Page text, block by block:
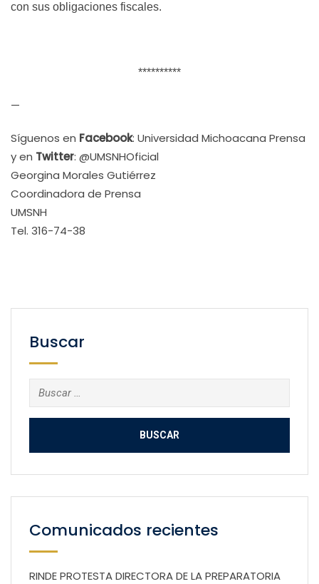
con sus obligaciones fiscales.
**********
—
Síguenos en Facebook: Universidad Michoacana Prensa
y en Twitter: @UMSNHOficial
Georgina Morales Gutiérrez
Coordinadora de Prensa
UMSNH
Tel. 316-74-38
Buscar
Buscar:
Comunicados recientes
RINDE PROTESTA DIRECTORA DE LA PREPARATORIA